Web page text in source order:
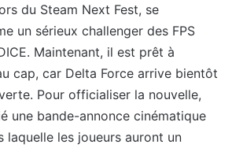
du Steam Next Fest, se
un sérieux challenger des FPS
Maintenant, il est prêt à
cap, car Delta Force arrive bientôt
Pour officialiser la nouvelle,
une bande-annonce cinématique
laquelle les joueurs auront un